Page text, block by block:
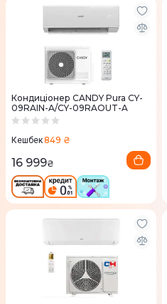
Кондиціонер CANDY Pura CY-
09RAIN-A/CY-09RAOUT-A
Кешбек849 ₴
16 999₴